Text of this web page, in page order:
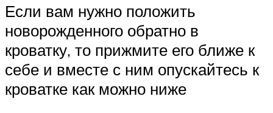
Если вам нужно положить
новорожденного обратно в
кроватку, то прижмите его ближе к
себе и вместе с ним опускайтесь к
кроватке как можно ниже